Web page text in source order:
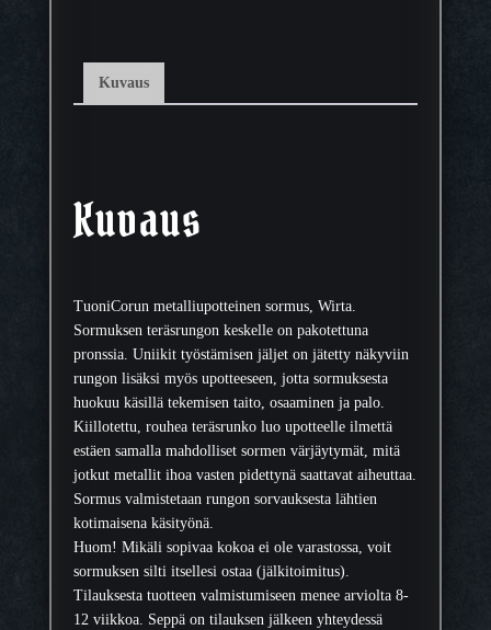
ä
Kuvaus
Kuvaus
TuoniCorun metalliupotteinen sormus, Wirta.
Sormuksen teräsrungon keskelle on pakotettuna
pronssia. Uniikit työstämisen jäljet on jätetty näkyviin
rungon lisäksi myös upotteeseen, jotta sormuksesta
huokuu käsillä tekemisen taito, osaaminen ja palo.
Kiillotettu, rouhea teräsrunko luo upotteelle ilmettä
estäen samalla mahdolliset sormen värjäytymät, mitä
jotkut metallit ihoa vasten pidettynä saattavat aiheuttaa.
Sormus valmistetaan rungon sorvauksesta lähtien
kotimaisena käsityönä.
Huom! Mikäli sopivaa kokoa ei ole varastossa, voit
sormuksen silti itsellesi ostaa (jälkitoimitus).
Tilauksesta tuotteen valmistumiseen menee arviolta 8-
12 viikkoa. Seppä on tilauksen jälkeen yhteydessä